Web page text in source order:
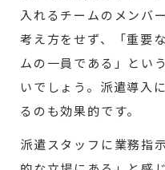
入れるチームのメンバ
考え方をせず、「重要
ムの一員である」とい
いでしょう。派遣導入
るのも効果的です。
派遣スタッフに業務指